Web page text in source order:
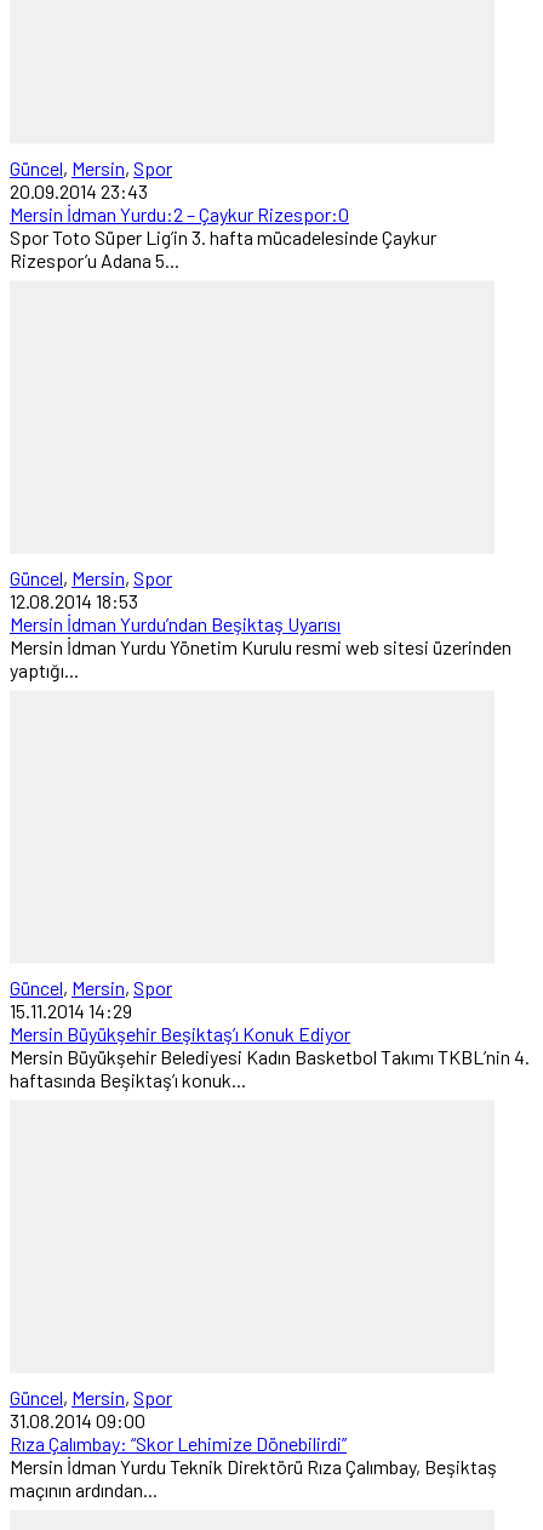
Güncel, Mersin, Spor
20.09.2014 23:43
Mersin İdman Yurdu:2 – Çaykur Rizespor:0
Spor Toto Süper Lig’in 3. hafta mücadelesinde Çaykur
Rizespor’u Adana 5...
Güncel, Mersin, Spor
12.08.2014 18:53
Mersin İdman Yurdu’ndan Beşiktaş Uyarısı
Mersin İdman Yurdu Yönetim Kurulu resmi web sitesi üzerinden
yaptığı...
Güncel, Mersin, Spor
15.11.2014 14:29
Mersin Büyükşehir Beşiktaş’ı Konuk Ediyor
Mersin Büyükşehir Belediyesi Kadın Basketbol Takımı TKBL’nin 4.
haftasında Beşiktaş’ı konuk...
Güncel, Mersin, Spor
31.08.2014 09:00
Rıza Çalımbay: “Skor Lehimize Dönebilirdi”
Mersin İdman Yurdu Teknik Direktörü Rıza Çalımbay, Beşiktaş
maçının ardından...